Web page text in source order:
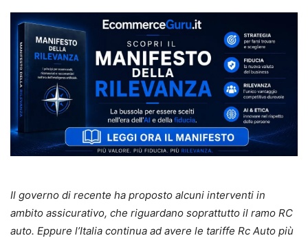
Il governo di recente ha proposto alcuni interventi in
ambito assicurativo, che riguardano soprattutto il ramo RC
auto. Eppure l’Italia continua ad avere le tariffe Rc Auto più